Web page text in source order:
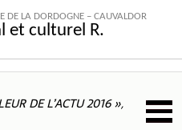
DE LA DORDOGNE – CAUVALDOR
et culturel R.
DE L’ACTU 2016 »,